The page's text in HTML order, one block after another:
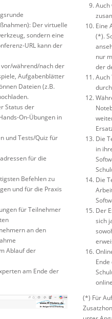
Der virtuelle
sondern eine
URL kann der
während/nach der
Aufgabenblätter
Dateien (z.B.
Status der
On-Übungen in
und Tests/Quiz für
für die
Befehlen zu
und für die Praxis
für Teilnehmer
an den
Ablauf der
am Ende der
Auch
Eine
(*).
nur
der
Auch
Die
in
Die
Der
sich
(*) Für